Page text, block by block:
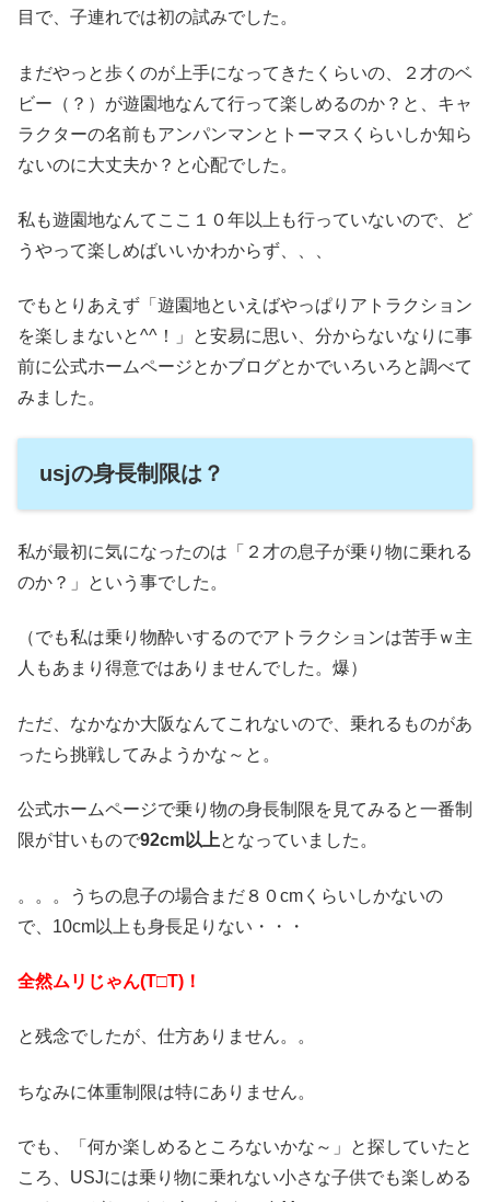
目で、子連れでは初の試みでした。
まだやっと歩くのが上手になってきたくらいの、２才のベ
ビー（？）が遊園地なんて行って楽しめるのか？と、キャ
ラクターの名前もアンパンマンとトーマスくらいしか知ら
ないのに大丈夫か？と心配でした。
私も遊園地なんてここ１０年以上も行っていないので、ど
うやって楽しめばいいかわからず、、、
でもとりあえず「遊園地といえばやっぱりアトラクション
を楽しまないと^^！」と安易に思い、分からないなりに事
前に公式ホームページとかブログとかでいろいろと調べて
みました。
usjの身長制限は？
私が最初に気になったのは「２才の息子が乗り物に乗れる
のか？」という事でした。
（でも私は乗り物酔いするのでアトラクションは苦手ｗ主
人もあまり得意ではありませんでした。爆）
ただ、なかなか大阪なんてこれないので、乗れるものがあ
ったら挑戦してみようかな～と。
公式ホームページで乗り物の身長制限を見てみると一番制
限が甘いもので92cm以上となっていました。
。。。うちの息子の場合まだ８０cmくらいしかないの
で、10cm以上も身長足りない・・・
全然ムリじゃん(T□T)！
と残念でしたが、仕方ありません。。
ちなみに体重制限は特にありません。
でも、「何か楽しめるところないかな～」と探していたと
ころ、USJには乗り物に乗れない小さな子供でも楽しめる